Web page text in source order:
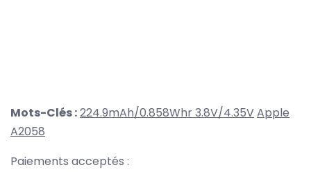
Mots-Clés :224.9mAh/0.858Whr 3.8V/4.35VApple
A2058
Paiements acceptés :